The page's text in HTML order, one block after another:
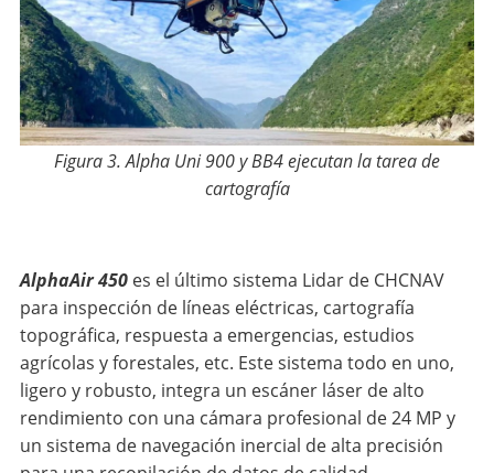
Figura 3. Alpha Uni 900 y BB4 ejecutan la tarea de
cartografía
AlphaAir 450 es el último sistema Lidar de CHCNAV
para inspección de líneas eléctricas, cartografía
topográfica, respuesta a emergencias, estudios
agrícolas y forestales, etc. Este sistema todo en uno,
ligero y robusto, integra un escáner láser de alto
rendimiento con una cámara profesional de 24 MP y
un sistema de navegación inercial de alta precisión